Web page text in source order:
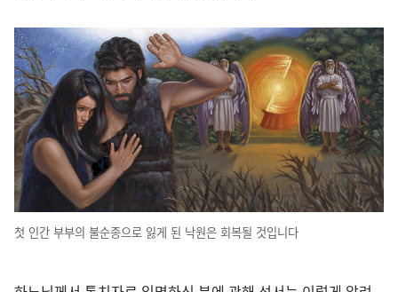
첫 인간 부부의 불순종으로 잃게 된 낙원은 회복될 것입니다